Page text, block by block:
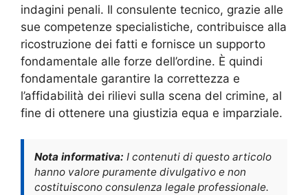
indagini penali. Il consulente tecnico, grazie alle
sue competenze specialistiche, contribuisce alla
ricostruzione dei fatti e fornisce un supporto
fondamentale alle forze dell’ordine. È quindi
fondamentale garantire la correttezza e
l’affidabilità dei rilievi sulla scena del crimine, al
fine di ottenere una giustizia equa e imparziale.
Nota informativa: I contenuti di questo articolo
hanno valore puramente divulgativo e non
costituiscono consulenza legale professionale.